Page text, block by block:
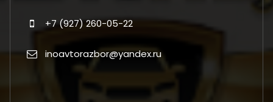
+7 (927) 260-05-22
inoavtorazbor@yandex.ru